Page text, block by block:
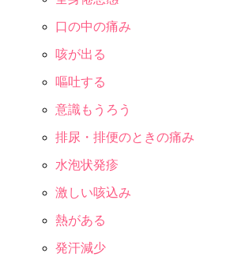
口の中の痛み
咳が出る
嘔吐する
意識もうろう
排尿・排便のときの痛み
水泡状発疹
激しい咳込み
熱がある
発汗減少